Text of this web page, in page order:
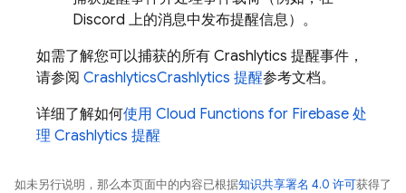
Discord 上的消息中发布提醒信息）。
如需了解您可以捕获的所有 Crashlytics 提醒事件，
请参阅 CrashlyticsCrashlytics 提醒参考文档。
详细了解如何使用 Cloud Functions for Firebase 处
理 Crashlytics 提醒
如未另行说明，那么本页面中的内容已根据知识共享署名 4.0 许可获得了